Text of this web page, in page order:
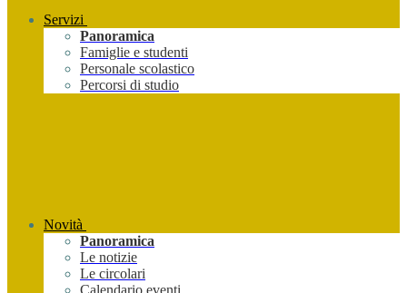
Servizi
Panoramica
Famiglie e studenti
Personale scolastico
Percorsi di studio
Novità
Panoramica
Le notizie
Le circolari